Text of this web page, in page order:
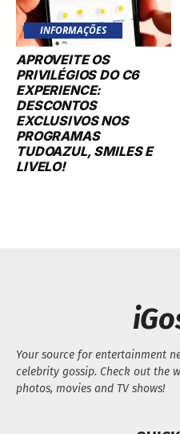
INFORMAÇÕES
APROVEITE OS
PRIVILÉGIOS DO C6
EXPERIENCE:
DESCONTOS
EXCLUSIVOS NOS
PROGRAMAS
TUDOAZUL, SMILES E
LIVELO!
Your source for entertainment
celebrity gossip. Check out the
photos, movies and TV shows!